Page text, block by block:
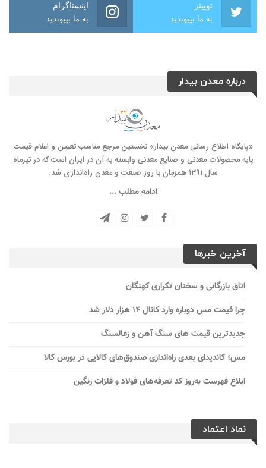
توییتر
به ما بپیوندید
اینستاگرام
به ما بپیوندید
درباره معدن بیدار
«پایگاه اطلاع رسانی معدن بیدار» نخستین مرجع مناسب تعیین و اعلام قیمت
پایه محصولات معدنی و صنایع معدنی وابسته به آن در ایران است که در تیرماه
سال ۱۳۹۱ همزمان با روز صنعت و معدن راه‌‌اندازی شد.
ادامه مطلب ...
آخرین خبرها
اتاق بازرگانی و سخنان تکراری کهنگان
چرا قیمت مس دوباره وارد کانال ۱۴ هزار دلار شد
جدیدترین قیمت های سنگ آهن و زغالسنگ
مس؛ کاندیدای بعدی راه‌اندازی صندوق‌های کالایی در بورس کالا
ابلاغ فهرست به‌روز کد تعرفه‌های فولاد و فلزات رنگین
نماد اعتماد